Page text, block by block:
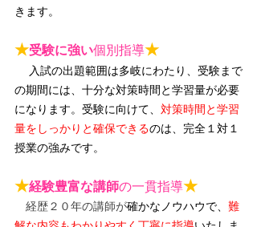
きます。
★受験に強い個別指導★
入試の出題範囲は多岐にわたり、受験まで
の期間には、十分な対策時間と学習量が必要
になります。受験に向けて、 対策時間と学習
量をしっかりと確保できるのは、完全１対１
授業の強みです。
★経験豊富な講師の一貫指導★
経歴２０年の講師が確かなノウハウで、 難